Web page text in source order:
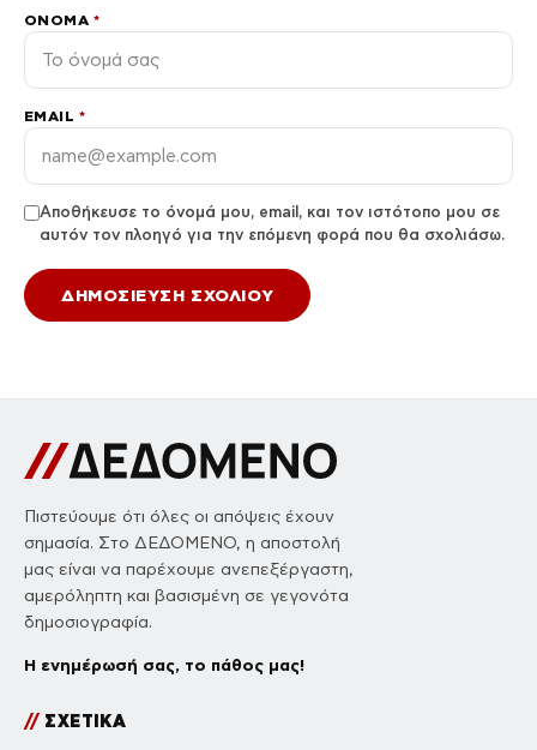
ΌΝΟΜΑ *
EMAIL *
Αποθήκευσε το όνομά μου, email, και τον ιστότοπο μου σε
αυτόν τον πλοηγό για την επόμενη φορά που θα σχολιάσω.
Πιστεύουμε ότι όλες οι απόψεις έχουν
σημασία. Στο ΔΕΔΟΜΕΝΟ, η αποστολή
μας είναι να παρέχουμε ανεπεξέργαστη,
αμερόληπτη και βασισμένη σε γεγονότα
δημοσιογραφία.
Η ενημέρωσή σας, το πάθος μας!
//ΣΧΕΤΙΚΑ